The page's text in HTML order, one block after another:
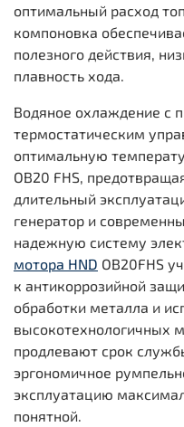
оптимальный расход
компоновка
полезного действия,
плавность хода.
Водяное охлаждение с
термостатическим
оптимальную
OB20 FHS,
длительный
генератор и
надежную систему
мотора HND OB20FHS
к антикоррозийной
обработки металла и
высокотехнологичных
продлевают срок
эргономичное
эксплуатацию
понятной.